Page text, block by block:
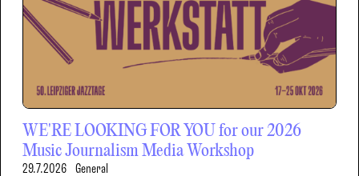
WE'RE LOOKING FOR YOU for our 2026
Music Journalism Media Workshop
29.7.2026 General